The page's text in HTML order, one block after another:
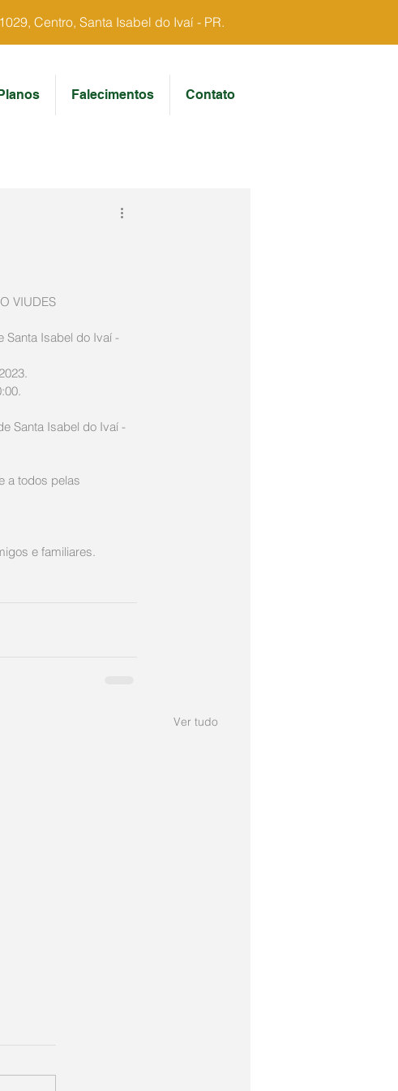
Centro, Santa Isabel do Ivaí - PR.
Falecimentos Contato
VIUDES
Santa Isabel do Ivaí -
Santa Isabel do Ivaí -
a todos pelas
e familiares.
Ver tudo